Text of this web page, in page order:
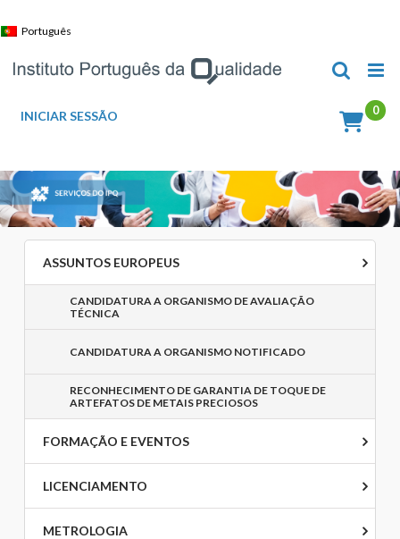
to
Português
INICIAR SESSÃO
ASSUNTOS EUROPEUS
CANDIDATURA A ORGANISMO DE AVALIAÇÃO
TÉCNICA
CANDIDATURA A ORGANISMO NOTIFICADO
RECONHECIMENTO DE GARANTIA DE TOQUE DE
ARTEFATOS DE METAIS PRECIOSOS
FORMAÇÃO E EVENTOS
LICENCIAMENTO
METROLOGIA